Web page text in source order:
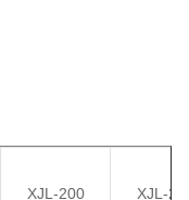
XJL-200 XJL-